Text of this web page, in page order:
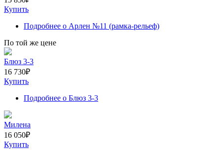
Купить
Подробнее о Арлен №11 (рамка-рельеф)
По той же цене
Блюз 3-3
16 730₽
Купить
Подробнее о Блюз 3-3
Милена
16 050₽
Купить